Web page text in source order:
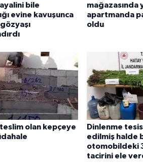
bile
evine kavuşunca
mağazasında
apartmanda
oldu
olan kepçeye
Dinlenme
edilmiş halde
otomobildeki
tacirini ele